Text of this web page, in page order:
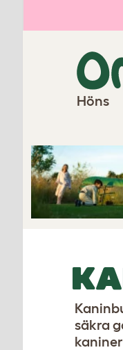
Höns
Startsida
säkra